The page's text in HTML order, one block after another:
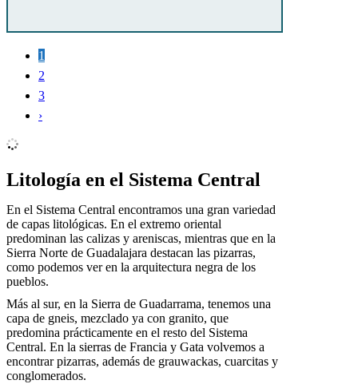
1
2
3
›
Litología en el Sistema Central
En el Sistema Central encontramos una gran variedad
de capas litológicas. En el extremo oriental
predominan las calizas y areniscas, mientras que en la
Sierra Norte de Guadalajara destacan las pizarras,
como podemos ver en la arquitectura negra de los
pueblos.
Más al sur, en la Sierra de Guadarrama, tenemos una
capa de gneis, mezclado ya con granito, que
predomina prácticamente en el resto del Sistema
Central. En la sierras de Francia y Gata volvemos a
encontrar pizarras, además de grauwackas, cuarcitas y
conglomerados.